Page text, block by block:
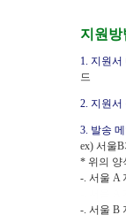
지원방
1. 지원서
드
2. 지원서
3. 발송
ex) 서울
* 위의 양
-. 서울 A
-. 서울 B